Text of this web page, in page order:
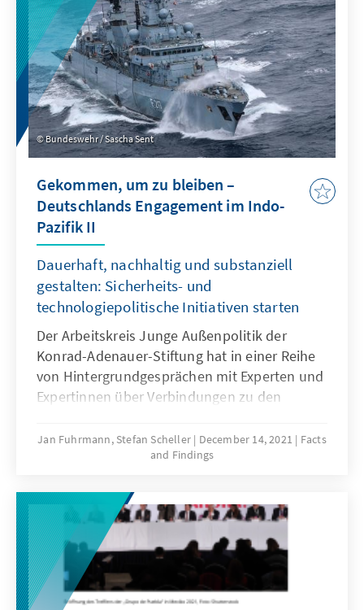
Bundeswehr / Sascha Sent
Gekommen, um zu bleiben –
Deutschlands Engagement im Indo-
Pazifik II
Dauerhaft, nachhaltig und substanziell
gestalten: Sicherheits- und
technologiepolitische Initiativen starten
Der Arbeitskreis Junge Außenpolitik der
Konrad-Adenauer-Stiftung hat in einer Reihe
von Hintergrundgesprächen mit Experten und
Expertinnen über Verbindungen zu den
Autoren machen konkrete Vorschläge, wie
Deutschland sein Engagement in der Region
und (III) Handelspolitik ausbauen kann. In
diesem zweiten Papier wird der Aufbau
wirksamer sicherheits- und
technologiepolitischer Initiativen gefordert.
Jan Fuhrmann, Stefan Scheller December 14, 2021
Facts
and Findings